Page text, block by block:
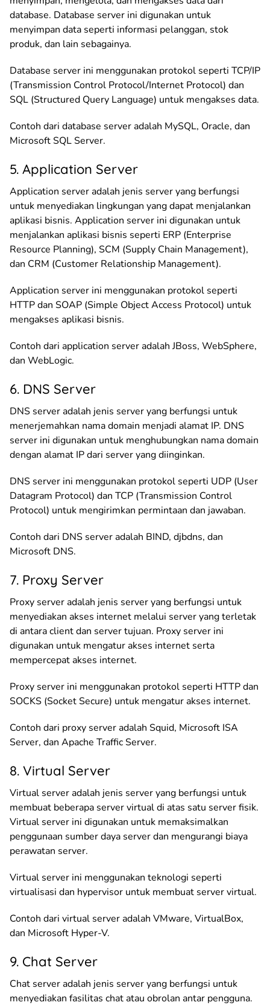
database. Database server ini digunakan untuk
menyimpan data seperti informasi pelanggan, stok
produk, dan lain sebagainya.
Database server ini menggunakan protokol seperti TCP/IP
(Transmission Control Protocol/Internet Protocol) dan
SQL (Structured Query Language) untuk mengakses data.
Contoh dari database server adalah MySQL, Oracle, dan
Microsoft SQL Server.
5. Application Server
Application server adalah jenis server yang berfungsi
untuk menyediakan lingkungan yang dapat menjalankan
aplikasi bisnis. Application server ini digunakan untuk
menjalankan aplikasi bisnis seperti ERP (Enterprise
Resource Planning), SCM (Supply Chain Management),
dan CRM (Customer Relationship Management).
Application server ini menggunakan protokol seperti
HTTP dan SOAP (Simple Object Access Protocol) untuk
mengakses aplikasi bisnis.
Contoh dari application server adalah JBoss, WebSphere,
dan WebLogic.
6. DNS Server
DNS server adalah jenis server yang berfungsi untuk
menerjemahkan nama domain menjadi alamat IP. DNS
server ini digunakan untuk menghubungkan nama domain
dengan alamat IP dari server yang diinginkan.
DNS server ini menggunakan protokol seperti UDP (User
Datagram Protocol) dan TCP (Transmission Control
Protocol) untuk mengirimkan permintaan dan jawaban.
Contoh dari DNS server adalah BIND, djbdns, dan
Microsoft DNS.
7. Proxy Server
Proxy server adalah jenis server yang berfungsi untuk
menyediakan akses internet melalui server yang terletak
di antara client dan server tujuan. Proxy server ini
digunakan untuk mengatur akses internet serta
mempercepat akses internet.
Proxy server ini menggunakan protokol seperti HTTP dan
SOCKS (Socket Secure) untuk mengatur akses internet.
Contoh dari proxy server adalah Squid, Microsoft ISA
Server, dan Apache Traffic Server.
8. Virtual Server
Virtual server adalah jenis server yang berfungsi untuk
membuat beberapa server virtual di atas satu server fisik.
Virtual server ini digunakan untuk memaksimalkan
penggunaan sumber daya server dan mengurangi biaya
perawatan server.
Virtual server ini menggunakan teknologi seperti
virtualisasi dan hypervisor untuk membuat server virtual.
Contoh dari virtual server adalah VMware, VirtualBox,
dan Microsoft Hyper-V.
9. Chat Server
Chat server adalah jenis server yang berfungsi untuk
menyediakan fasilitas chat atau obrolan antar pengguna.